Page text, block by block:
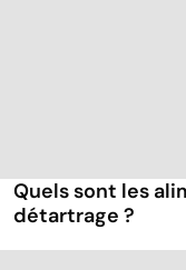
Quels sont les
détartrage ?